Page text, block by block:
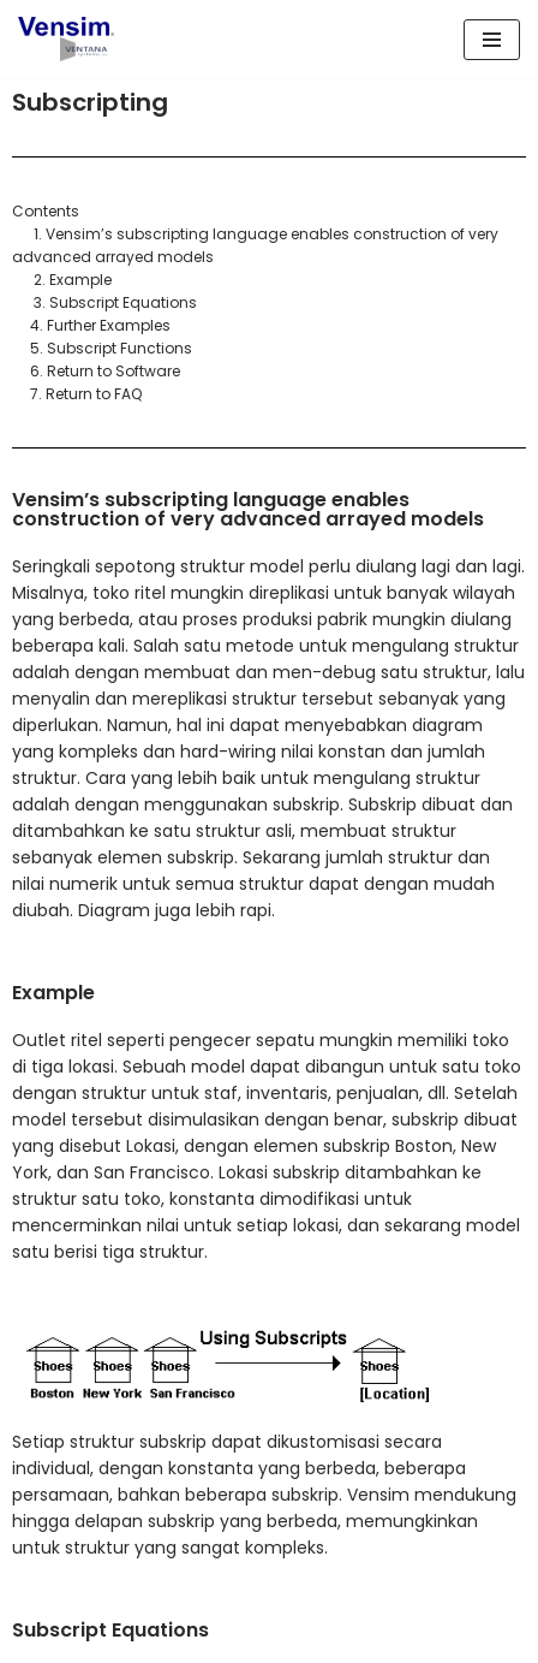
Lompat
ke
Subscripting
Contents
1. Vensim’s subscripting language enables construction of very
advanced arrayed models
2. Example
3. Subscript Equations
4. Further Examples
5. Subscript Functions
6. Return to Software
7. Return to FAQ
Vensim’s subscripting language enables
construction of very advanced arrayed models
Seringkali sepotong struktur model perlu diulang lagi dan lagi.
Misalnya, toko ritel mungkin direplikasi untuk banyak wilayah
yang berbeda, atau proses produksi pabrik mungkin diulang
beberapa kali. Salah satu metode untuk mengulang struktur
adalah dengan membuat dan men-debug satu struktur, lalu
menyalin dan mereplikasi struktur tersebut sebanyak yang
diperlukan. Namun, hal ini dapat menyebabkan diagram
yang kompleks dan hard-wiring nilai konstan dan jumlah
struktur. Cara yang lebih baik untuk mengulang struktur
adalah dengan menggunakan subskrip. Subskrip dibuat dan
ditambahkan ke satu struktur asli, membuat struktur
sebanyak elemen subskrip. Sekarang jumlah struktur dan
nilai numerik untuk semua struktur dapat dengan mudah
diubah. Diagram juga lebih rapi.
Example
Outlet ritel seperti pengecer sepatu mungkin memiliki toko
di tiga lokasi. Sebuah model dapat dibangun untuk satu toko
dengan struktur untuk staf, inventaris, penjualan, dll. Setelah
model tersebut disimulasikan dengan benar, subskrip dibuat
yang disebut Lokasi, dengan elemen subskrip Boston, New
York, dan San Francisco. Lokasi subskrip ditambahkan ke
struktur satu toko, konstanta dimodifikasi untuk
mencerminkan nilai untuk setiap lokasi, dan sekarang model
satu berisi tiga struktur.
Setiap struktur subskrip dapat dikustomisasi secara
individual, dengan konstanta yang berbeda, beberapa
persamaan, bahkan beberapa subskrip. Vensim mendukung
hingga delapan subskrip yang berbeda, memungkinkan
untuk struktur yang sangat kompleks.
Subscript Equations